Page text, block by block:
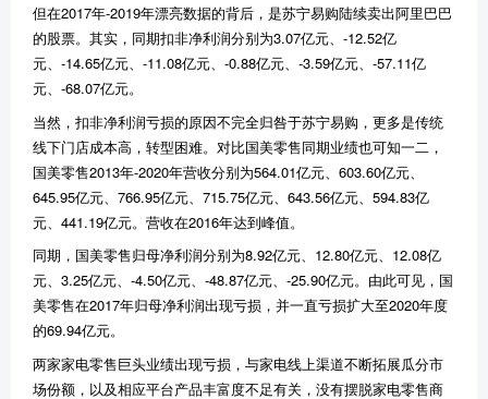
但在2017年-2019年漂亮数据的背后，是苏宁易购陆续卖出阿里巴巴
的股票。其实，同期扣非净利润分别为3.07亿元、 -12.52亿
元、 -14.65亿元、 -11.08亿元、 -0.88亿元、 -3.59亿元、 -57.11亿
元、 -68.07亿元。
当然，扣非净利润亏损的原因不完全归咎于苏宁易购，更多是传统
线下门店成本高，转型困难。对比国美零售同期业绩也可知一二，
国美零售2013年-2020年营收分别为564.01亿元、 603.60亿元、
645.95亿元、 766.95亿元、 715.75亿元、 643.56亿元、 594.83亿
元、 441.19亿元。营收在2016年达到峰值。
同期，国美零售归母净利润分别为8.92亿元、 12.80亿元、 12.08亿
元、 3.25亿元、 -4.50亿元、 -48.87亿元、 -25.90亿元。由此可见，国
美零售在2017年归母净利润出现亏损，并一直亏损扩大至2020年度
的69.94亿元。
两家家电零售巨头业绩出现亏损，与家电线上渠道不断拓展瓜分市
场份额，以及相应平台产品丰富度不足有关，没有摆脱家电零售商